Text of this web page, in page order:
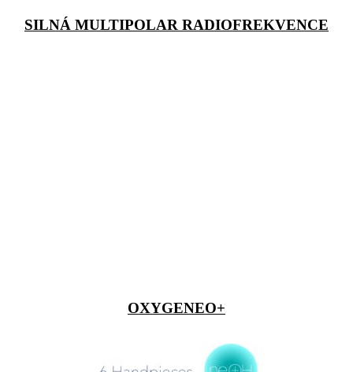
SILNÁ MULTIPOLAR RADIOFREKVENCE
OXYGENEO+